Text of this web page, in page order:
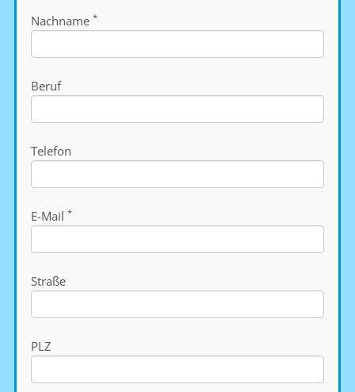
Nachname *
Beruf
Telefon
E-Mail *
Straße
PLZ